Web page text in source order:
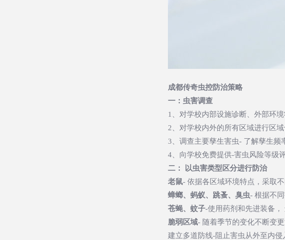
成都传奇虫控防治策略
一：虫害调查
1、对学校内部设施诊断、外部环
2、对学校内外的所有区域进行区
3、调查主要孳生害虫- 了解孳生频
4、向学校免费提供-害虫风险等级
二： 以虫害类型区分进行防治
老鼠- 依据各区域环境特点，采取
蟑螂、蚂蚁、跳蚤、臭虫- 根据不
苍蝇、蚊子-使用药剂和先进装备，
脆弱区域- 随着季节的变化不断变
建立多道防线-阻止害虫从外至内侵